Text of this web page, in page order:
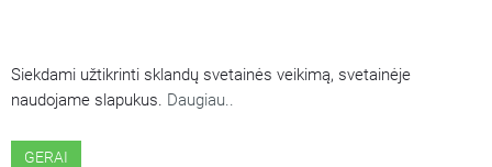
Siekdami užtikrinti sklandų svetainės veikimą, svetainėje
naudojame slapukus. Daugiau..
GERAI